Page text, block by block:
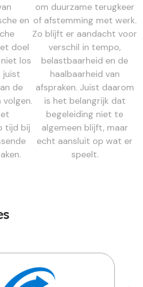
en
doel
los
juist
de
volgen.
tijd bij
om duurzame terugkeer
of afstemming met werk.
Zo blijft er aandacht voor
verschil in tempo,
belastbaarheid en de
haalbaarheid van
afspraken. Juist daarom
is het belangrijk dat
begeleiding niet te
algemeen blijft, maar
echt aansluit op wat er
speelt.